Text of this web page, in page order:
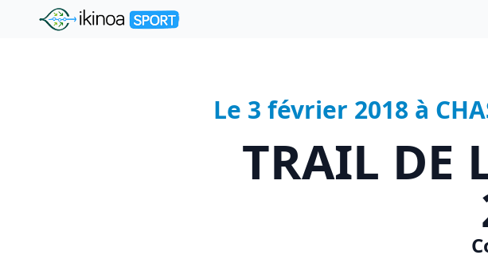
"Ikinoa Sport"
Le 3 février 2018 à
TRAIL DE